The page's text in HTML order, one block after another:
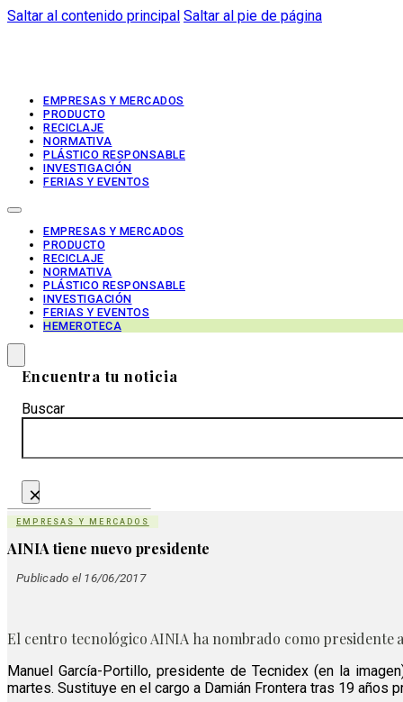
Saltar al contenido principal Saltar al pie de página
EMPRESAS Y MERCADOS
PRODUCTO
RECICLAJE
NORMATIVA
PLÁSTICO RESPONSABLE
INVESTIGACIÓN
FERIAS Y EVENTOS
EMPRESAS Y MERCADOS
PRODUCTO
RECICLAJE
NORMATIVA
PLÁSTICO RESPONSABLE
INVESTIGACIÓN
FERIAS Y EVENTOS
HEMEROTECA
Encuentra tu noticia
Buscar
×
EMPRESAS Y MERCADOS
AINIA tiene nuevo presidente
Publicado el 16/06/2017
El centro tecnológico AINIA ha nombrado como presidente
Manuel García-Portillo, presidente de Tecnidex (en la
martes. Sustituye en el cargo a Damián Frontera tras 19